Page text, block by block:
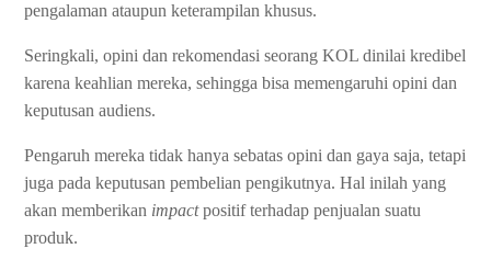
pengalaman ataupun keterampilan khusus.
Seringkali, opini dan rekomendasi seorang KOL dinilai kredibel
karena keahlian mereka, sehingga bisa memengaruhi opini dan
keputusan audiens.
Pengaruh mereka tidak hanya sebatas opini dan gaya saja, tetapi
juga pada keputusan pembelian pengikutnya. Hal inilah yang
akan memberikan impactpositif terhadap penjualan suatu
produk.